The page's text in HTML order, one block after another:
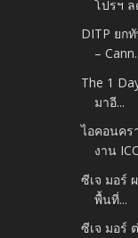
โปรฯ ล
DITP ยก
–
The 1
มาอี...
ไอคอนค
งาน
ซีเจ มอร์
พื้นที่...
ซีเจ มอร์